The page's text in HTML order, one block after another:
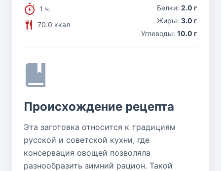
1 ч.
70.0 ккал
Белки: 2.0 г
Жиры: 3.0 г
Углеводы: 10.0 г
Происхождение рецепта
Эта заготовка относится к традициям
русской и советской кухни, где
консервация овощей позволяла
разнообразить зимний рацион. Такой